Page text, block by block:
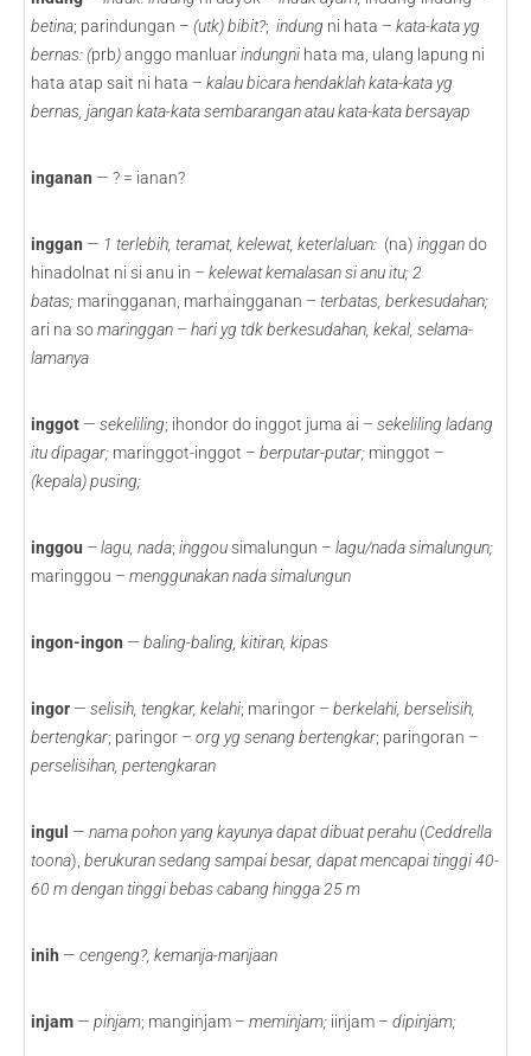
betina; parindungan – (utk) bibit?; indung ni hata – kata-kata yg
bernas: (prb)anggo manluarindungni hata ma, ulang lapung ni
hata atap sait ni hata – kalau bicara hendaklah kata-kata yg
bernas, jangan kata-kata sembarangan atau kata-kata bersayap
inganan — ? = ianan?
inggan — 1 terlebih, teramat, kelewat, keterlaluan: (na) inggando
hinadolnat ni si anu in – kelewat kemalasan si anu itu; 2
batas; maringganan, marhaingganan – terbatas, berkesudahan;
ari na somaringgan – hari yg tdk berkesudahan, kekal, selama-
lamanya
inggot — sekeliling; ihondor do inggot juma ai – sekeliling ladang
itu dipagar; maringgot-inggot – berputar-putar; minggot –
(kepala) pusing;
inggou – lagu, nada; inggousimalungun – lagu/nada simalungun;
maringgou – menggunakan nada simalungun
ingon-ingon — baling-baling, kitiran, kipas
ingor — selisih, tengkar, kelahi; maringor – berkelahi, berselisih,
bertengkar; paringor – org yg senang bertengkar; paringoran –
perselisihan, pertengkaran
ingul — nama pohon yang kayunya dapat dibuat perahu (Ceddrella
toona), berukuran sedang sampai besar, dapat mencapai tinggi 40-
60 m dengan tinggi bebas cabang hingga 25 m
inih — cengeng?, kemanja-manjaan
injam — pinjam; manginjam – meminjam; iinjam – dipinjam;